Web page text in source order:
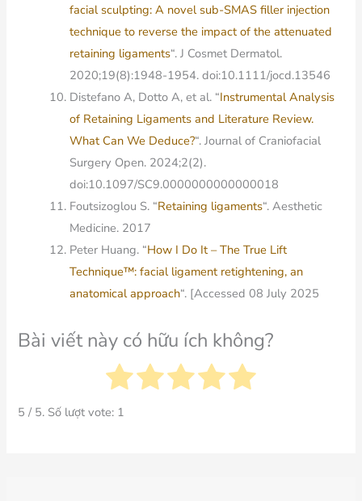
facial sculpting: A novel sub-SMAS filler injection
technique to reverse the impact of the attenuated
retaining ligaments“. J Cosmet Dermatol.
2020;19(8):1948-1954. doi:10.1111/jocd.13546
Distefano A, Dotto A, et al. “Instrumental Analysis
of Retaining Ligaments and Literature Review.
What Can We Deduce?“. Journal of Craniofacial
Surgery Open. 2024;2(2).
doi:10.1097/SC9.0000000000000018
Foutsizoglou S. “Retaining ligaments“. Aesthetic
Medicine. 2017
Peter Huang. “How I Do It – The True Lift
Technique™: facial ligament retightening, an
anatomical approach“. [Accessed 08 July 2025
Bài viết này có hữu ích không?
5 / 5. Số lượt vote: 1